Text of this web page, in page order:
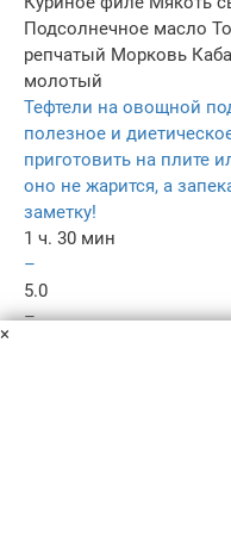
Подсолнечное масло
репчатый Морковь
молотый
Тефтели на овощной
полезное и
приготовить на плите
оно не жарится, а
заметку!
1 ч. 30 мин
–
5.0
–
×